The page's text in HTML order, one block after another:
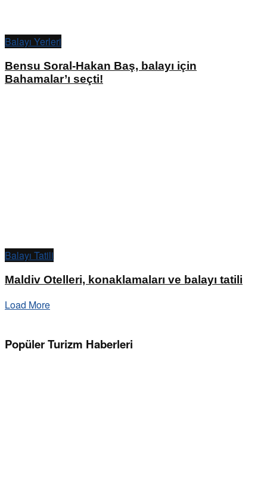
Balayı Yerleri
Bensu Soral-Hakan Baş, balayı için
Bahamalar’ı seçti!
Balayı Tatili
Maldiv Otelleri, konaklamaları ve balayı tatili
Load More
Popüler Turizm Haberleri